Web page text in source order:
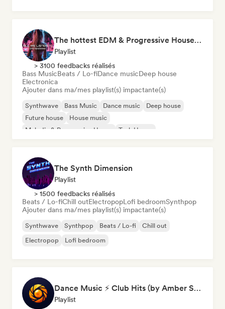
The hottest EDM & Progressive House tracks on the planet! 🌍
Playlist
> 3100 feedbacks réalisés
Bass MusicBeats / Lo-fiDance musicDeep house
Electronica
Ajouter dans ma/mes playlist(s) impactante(s)
Synthwave Bass Music Dance music
Deep house
Future house
House music
Melodic & Progressive House
Tech House
The Synth Dimension
Playlist
> 1500 feedbacks réalisés
Beats / Lo-fiChill outElectropopLofi bedroomSynthpop
Ajouter dans ma/mes playlist(s) impactante(s)
Synthwave Synthpop Beats / Lo-fi
Chill out
Electropop
Lofi bedroom
Dance Music ⚡ Club Hits (by Amber Sounds)
Playlist